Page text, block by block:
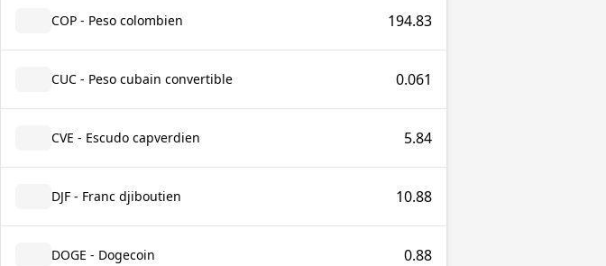
COP - Peso colombien 194.83
CUC - Peso cubain convertible 0.061
CVE - Escudo capverdien 5.84
DJF - Franc djiboutien 10.88
DOGE - Dogecoin 0.88